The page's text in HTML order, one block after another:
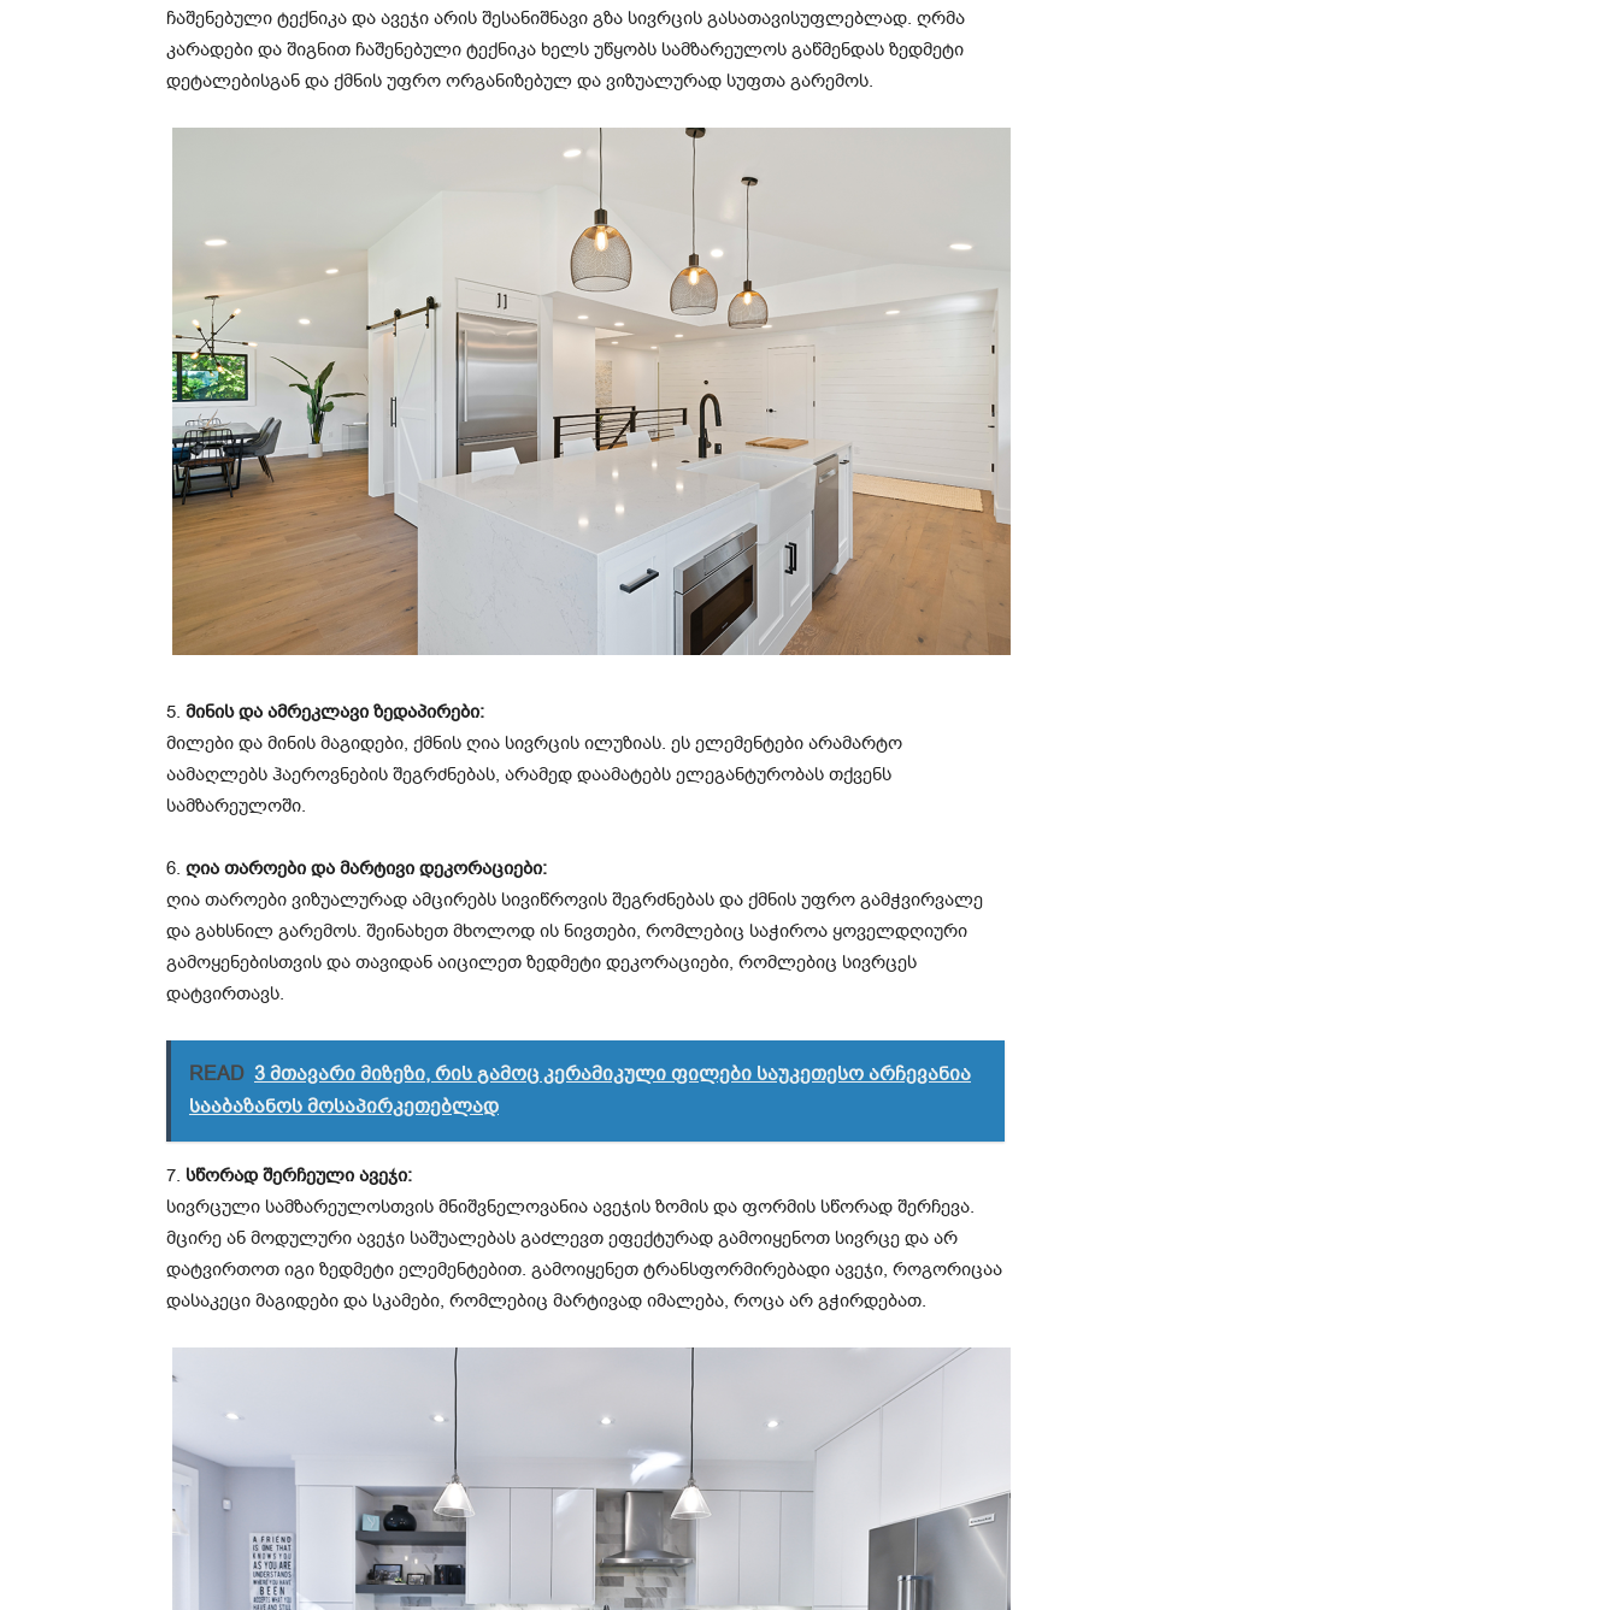
ჩაშენებული ტექნიკა და ავეჯი არის შესანიშნავი გზა სივრცის გასათავისუფლებლად. ღრმა
კარადები და შიგნით ჩაშენებული ტექნიკა ხელს უწყობს სამზარეულოს გაწმენდას ზედმეტი
დეტალებისგან და ქმნის უფრო ორგანიზებულ და ვიზუალურად სუფთა გარემოს.
5. მინის და ამრეკლავი ზედაპირები:
მილები და მინის მაგიდები, ქმნის ღია სივრცის ილუზიას. ეს ელემენტები არამარტო
აამაღლებს ჰაეროვნების შეგრძნებას, არამედ დაამატებს ელეგანტურობას თქვენს
სამზარეულოში.
6. ღია თაროები და მარტივი დეკორაციები:
ღია თაროები ვიზუალურად ამცირებს სივიწროვის შეგრძნებას და ქმნის უფრო გამჭვირვალე
და გახსნილ გარემოს. შეინახეთ მხოლოდ ის ნივთები, რომლებიც საჭიროა ყოველდღიური
გამოყენებისთვის და თავიდან აიცილეთ ზედმეტი დეკორაციები, რომლებიც სივრცეს
დატვირთავს.
READ 3 მთავარი მიზეზი, რის გამოც კერამიკული ფილები საუკეთესო არჩევანია
სააბაზანოს მოსაპირკეთებლად
7. სწორად შერჩეული ავეჯი:
სივრცული სამზარეულოსთვის მნიშვნელოვანია ავეჯის ზომის და ფორმის სწორად შერჩევა.
მცირე ან მოდულური ავეჯი საშუალებას გაძლევთ ეფექტურად გამოიყენოთ სივრცე და არ
დატვირთოთ იგი ზედმეტი ელემენტებით. გამოიყენეთ ტრანსფორმირებადი ავეჯი, როგორიცაა
დასაკეცი მაგიდები და სკამები, რომლებიც მარტივად იმალება, როცა არ გჭირდებათ.